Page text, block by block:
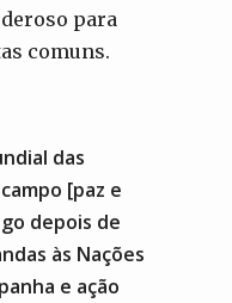
para
comuns.
das
[paz e
depois de
às Nações
e ação